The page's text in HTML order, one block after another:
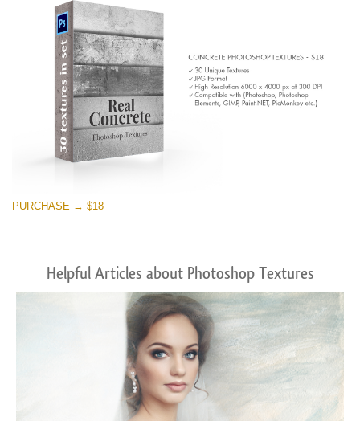
PURCHASE → $18
Helpful Articles about Photoshop Textures